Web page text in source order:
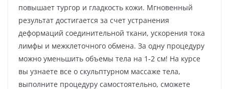
повышает тургор и гладкость кожи. Мгновенный
результат достигается за счет устранения
деформаций соединительной ткани, ускорения тока
лимфы и межклеточного обмена. За одну процедуру
можно уменьшить объемы тела на 1-2 см! На курсе
вы узнаете все о скульптурном массаже тела,
выполните процедуру самостоятельно, сможете